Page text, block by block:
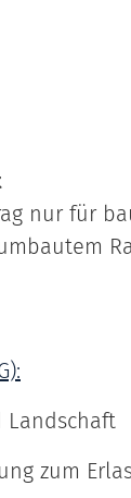
nur für
Landschaft
zum